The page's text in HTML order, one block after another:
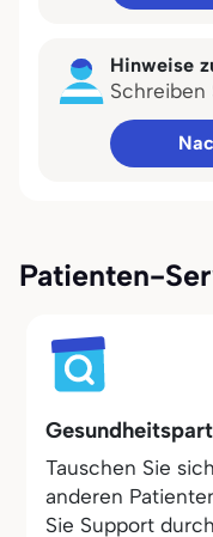
Hinweise
Schreiben
Patienten-
Tauschen Sie
anderen
Sie Support